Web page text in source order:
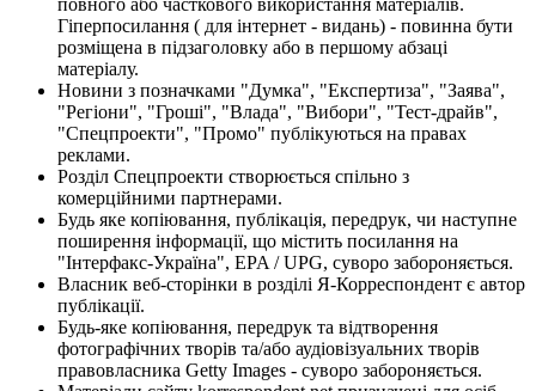
Гіперпосилання ( для інтернет - видань) - повинна бути
розміщена в підзаголовку або в першому абзаці
матеріалу.
Новини з позначками "Думка", "Експертиза", "Заява",
"Регіони", "Гроші", "Влада", "Вибори", "Тест-драйв",
"Спецпроекти", "Промо" публікуються на правах
реклами.
Розділ Спецпроекти створюється спільно з
комерційними партнерами.
Будь яке копіювання, публікація, передрук, чи наступне
поширення інформації, що містить посилання на
"Інтерфакс-Україна", EPA / UPG, суворо забороняється.
Власник веб-сторінки в розділі Я-Корреспондент є автор
публікації.
Будь-яке копіювання, передрук та відтворення
фотографічних творів та/або аудіовізуальних творів
правовласника Getty Images - суворо забороняється.